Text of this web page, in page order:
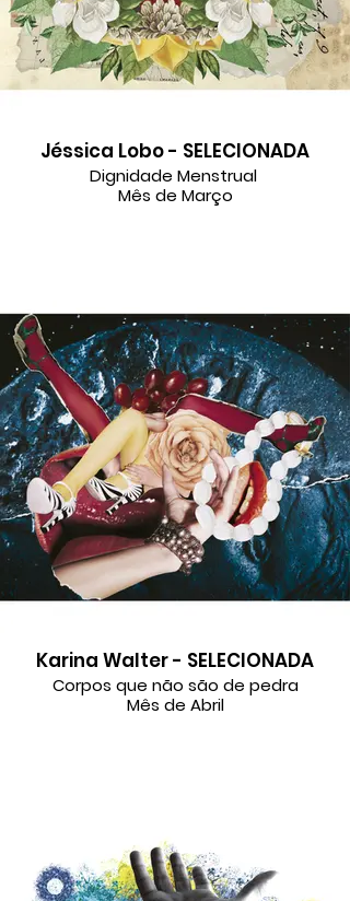
Jéssica Lobo - SELECIONADA
Dignidade Menstrual
Mês de Março
Karina Walter - SELECIONADA
Corpos que não são de pedra
Mês de Abril